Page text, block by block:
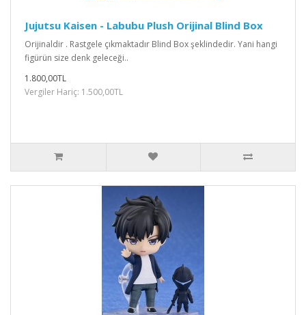
Jujutsu Kaisen - Labubu Plush Orijinal Blind Box
Orijinaldir . Rastgele çıkmaktadır Blind Box şeklindedir. Yani hangi
figürün size denk geleceği..
1.800,00TL
Vergiler Hariç: 1.500,00TL